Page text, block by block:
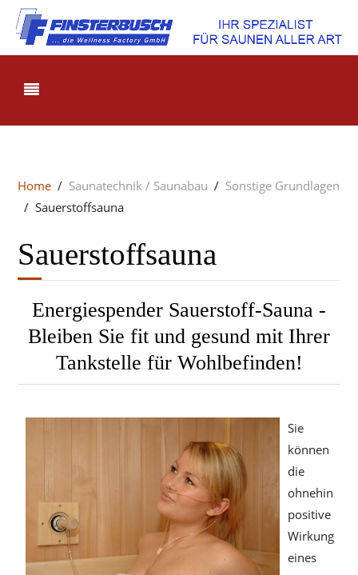
Home Saunatechnik / Saunabau
Sonstige Grundlagen
Sauerstoffsauna
Sauerstoffsauna
Energiespender Sauerstoff-Sauna -
Bleiben Sie fit und gesund mit Ihrer
Tankstelle für Wohlbefinden!
Sie
können
die
ohnehin
positive
Wirkung
eines